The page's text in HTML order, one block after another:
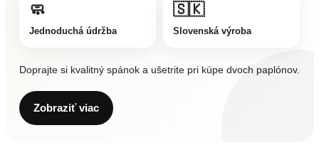
🧼
Jednoduchá údržba
🇸🇰
Slovenská výroba
Doprajte si kvalitný spánok a ušetrite pri kúpe dvoch paplónov.
Zobraziť viac